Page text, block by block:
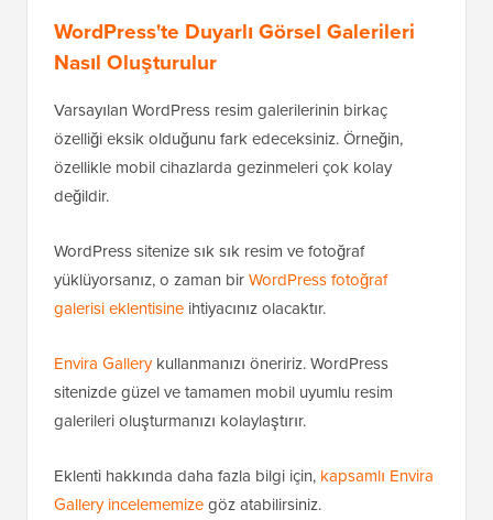
WordPress'te Duyarlı Görsel Galerileri
Nasıl Oluşturulur
Varsayılan WordPress resim galerilerinin birkaç
özelliği eksik olduğunu fark edeceksiniz. Örneğin,
özellikle mobil cihazlarda gezinmeleri çok kolay
değildir.
WordPress sitenize sık sık resim ve fotoğraf
yüklüyorsanız, o zaman birWordPress fotoğraf
galerisi eklentisine ihtiyacınız olacaktır.
Envira Gallerykullanmanızı öneririz. WordPress
sitenizde güzel ve tamamen mobil uyumlu resim
galerileri oluşturmanızı kolaylaştırır.
Eklenti hakkında daha fazla bilgi için, kapsamlı Envira
Gallery incelememizegöz atabilirsiniz.